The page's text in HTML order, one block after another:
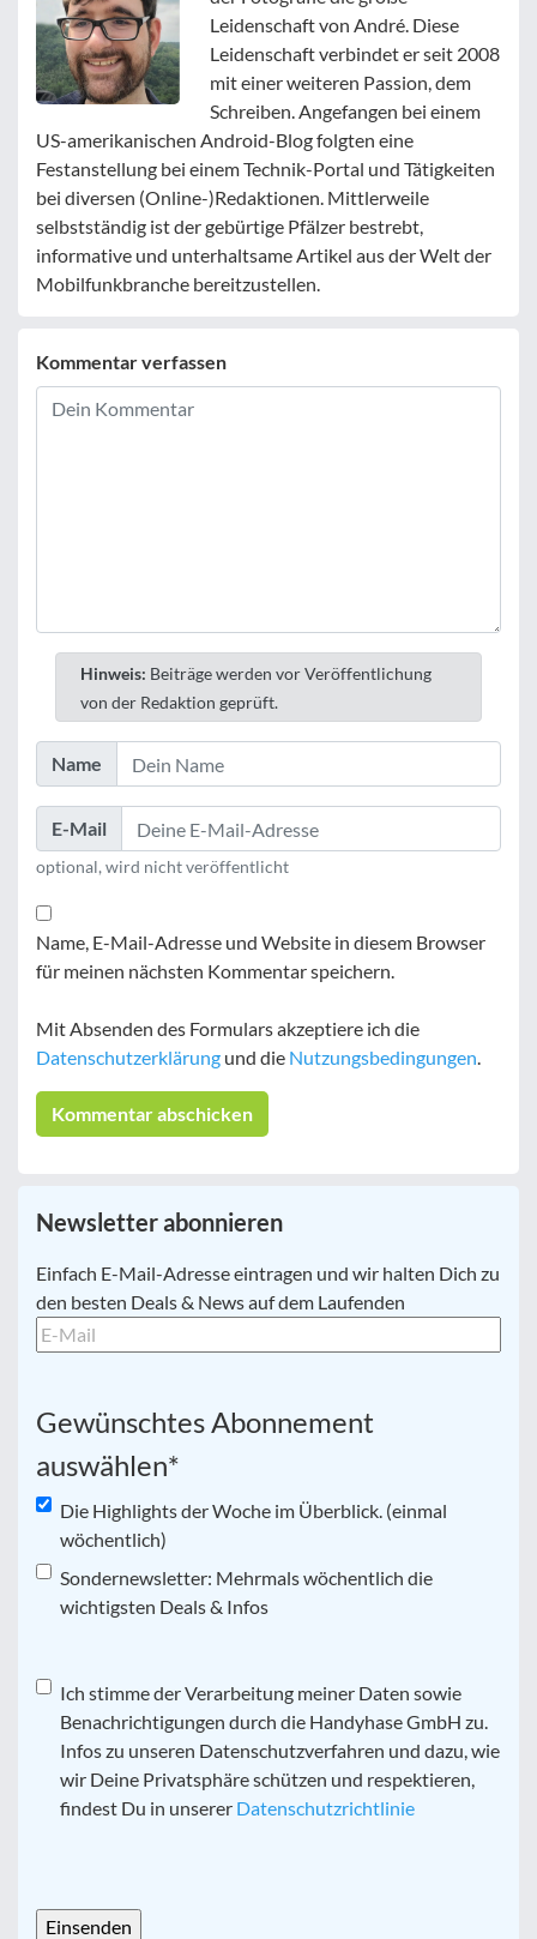
Leidenschaft von André. Diese
Leidenschaft verbindet er seit 2008
mit einer weiteren Passion, dem
Schreiben. Angefangen bei einem
US-amerikanischen Android-Blog folgten eine
Festanstellung bei einem Technik-Portal und Tätigkeiten
bei diversen (Online-)Redaktionen. Mittlerweile
selbstständig ist der gebürtige Pfälzer bestrebt,
informative und unterhaltsame Artikel aus der Welt der
Mobilfunkbranche bereitzustellen.
Kommentar verfassen
Hinweis: Beiträge werden vor Veröffentlichung
von der Redaktion geprüft.
Name
E-Mail
optional, wird nicht veröffentlicht
Name, E-Mail-Adresse und Website in diesem Browser
für meinen nächsten Kommentar speichern.
Mit Absenden des Formulars akzeptiere ich die
Datenschutzerklärung und die Nutzungsbedingungen.
Newsletter abonnieren
E-
Mail *
Einfach E-Mail-Adresse eintragen und wir halten Dich zu
den besten Deals & News auf dem Laufenden
Gewünschtes Abonnement
auswählen*
Die Highlights der Woche im Überblick. (einmal
wöchentlich)
Sondernewsletter: Mehrmals wöchentlich die
wichtigsten Deals & Infos
Datenschutz*
Ich stimme der Verarbeitung meiner Daten sowie
Benachrichtigungen durch die Handyhase GmbH zu.
Infos zu unseren Datenschutzverfahren und dazu, wie
wir Deine Privatsphäre schützen und respektieren,
findest Du in unserer Datenschutzrichtlinie